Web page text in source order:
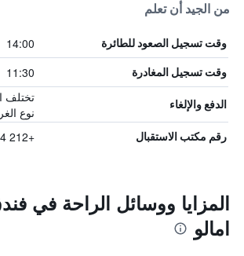
من الجيد أن تعلم
وقت تسجيل الصعود للطائرة 14:00
وقت تسجيل المغادرة 11:30
الدفع والإلغاء
تختلف
نوع
رقم مكتب الاستقبال +212 524 422 356
المزايا ووسائل الراحة في
امالو